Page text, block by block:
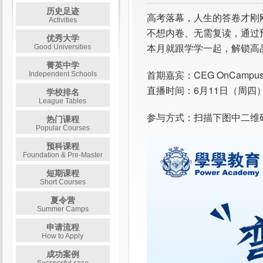
历史足迹
Activities
优秀大学
Good Universities
菁英中学
Independent Schools
学校排名
League Tables
热门课程
Popular Courses
预科课程
Foundation & Pre-Master
短期课程
Short Courses
夏令营
Summer Camps
申请流程
How to Apply
成功案例
高考落幕，人生的答卷才刚
不想内卷、无需复读，通
本月就跟学学一起，解锁
首期嘉宾：CEG
直播时间：6月11日（周四
参与方式：扫描下图中二